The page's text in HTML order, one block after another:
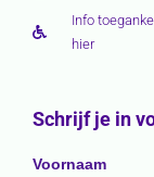
Info
hier
Schrijf je in
Voornaam